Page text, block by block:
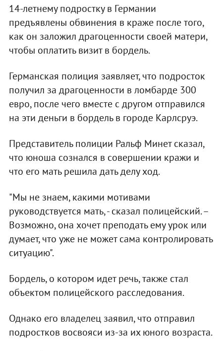
14-летнему подростку в Германии
предъявлены обвинения в краже после того,
как он заложил драгоценности своей матери,
чтобы оплатить визит в бордель.
Германская полиция заявляет, что подросток
получил за драгоценности в ломбарде 300
евро, после чего вместе с другом отправился
на эти деньги в бордель в городе Карлсруэ.
Представитель полиции Ральф Минет сказал,
что юноша сознался в совершении кражи и
что его мать решила дать делу ход.
"Мы не знаем, какими мотивами
руководствуется мать, - сказал полицейский. –
Возможно, она хочет преподать ему урок или
думает, что уже не может сама контролировать
ситуацию".
Бордель, о котором идет речь, также стал
объектом полицейского расследования.
Однако его владелец заявил, что отправил
подростков восвояси из-за их юного возраста.